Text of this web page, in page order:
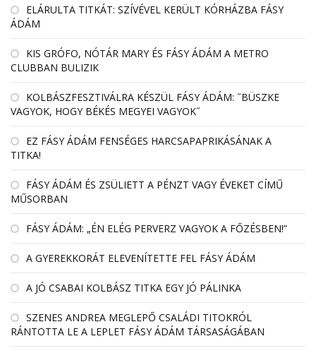
EL­ÁRULTA TIT­KÁT: SZÍ­VÉ­VEL KE­RÜLT KÓR­HÁZBA FÁSY
ÁDÁM
KIS GRÓFO, NÓTÁR MARY ÉS FÁSY ÁDÁM A METRO
CLUBBAN BULIZIK
KOLBÁSZFESZTIVÁLRA KÉSZÜL FÁSY ÁDÁM: ˝BÜSZKE
VAGYOK, HOGY BÉKÉS MEGYEI VAGYOK˝
EZ FÁSY ÁDÁM FENSÉGES HARCSAPAPRIKÁSÁNAK A
TITKA!
FÁSY ÁDÁM ÉS ZSÜLIETT A PÉNZT VAGY ÉVEKET CÍMŰ
MŰSORBAN
FÁSY ÁDÁM: „ÉN ELÉG PERVERZ VAGYOK A FŐZÉSBEN!”
A GYEREKKORÁT ELEVENÍTETTE FEL FÁSY ÁDÁM
A JÓ CSABAI KOLBÁSZ TITKA EGY JÓ PÁLINKA
SZENES ANDREA MEGLEPŐ CSALÁDI TITOKRÓL
RÁNTOTTA LE A LEPLET FÁSY ÁDÁM TÁRSASÁGÁBAN